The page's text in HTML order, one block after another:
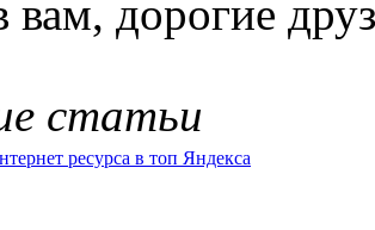
вам, дорогие
статьи